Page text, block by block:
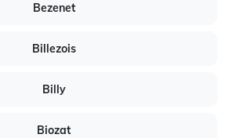
Bezenet
Billezois
Billy
Biozat